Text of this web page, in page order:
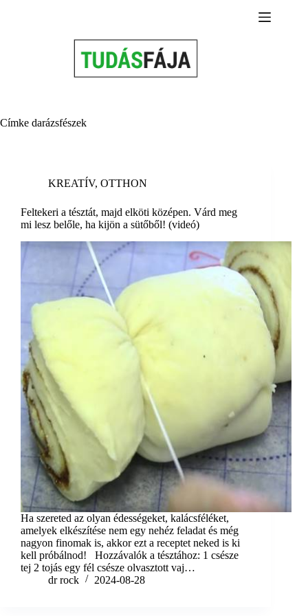
Címke darázsfészek
KREATÍV, OTTHON
Feltekeri a tésztát, majd elköti középen. Várd meg
mi lesz belőle, ha kijön a sütőből! (videó)
Ha szereted az olyan édességeket, kalácsféléket,
amelyek elkészítése nem egy nehéz feladat és még
nagyon finomak is, akkor ezt a receptet neked is ki
kell próbálnod! Hozzávalók a tésztához: 1 csésze
tej 2 tojás egy fél csésze olvasztott vaj…
dr rock
2024-08-28